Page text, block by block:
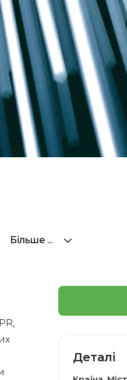
Більше ...
Деталі